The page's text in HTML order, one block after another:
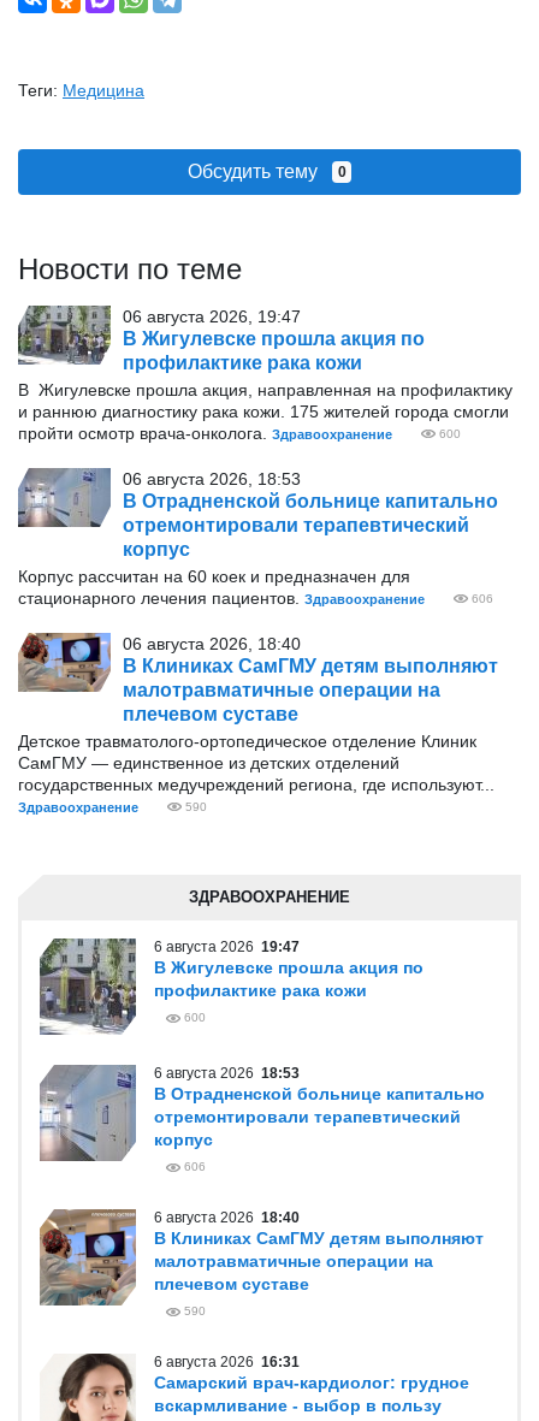
Теги: Медицина
Обсудить тему 0
Новости по теме
06 августа 2026, 19:47
В Жигулевске прошла акция по
профилактике рака кожи
В Жигулевске прошла акция, направленная на профилактику
и раннюю диагностику рака кожи. 175 жителей города смогли
пройти осмотр врача-онколога.
Здравоохранение 600
06 августа 2026, 18:53
В Отрадненской больнице капитально
отремонтировали терапевтический
корпус
Корпус рассчитан на 60 коек и предназначен для
стационарного лечения пациентов.
Здравоохранение 606
06 августа 2026, 18:40
В Клиниках СамГМУ детям выполняют
малотравматичные операции на
плечевом суставе
Детское травматолого-ортопедическое отделение Клиник
СамГМУ — единственное из детских отделений
государственных медучреждений региона, где используют...
Здравоохранение 590
ЗДРАВООХРАНЕНИЕ
6 августа 2026 19:47
В Жигулевске прошла акция по
профилактике рака кожи
600
6 августа 2026 18:53
В Отрадненской больнице капитально
отремонтировали терапевтический
корпус
606
6 августа 2026 18:40
В Клиниках СамГМУ детям выполняют
малотравматичные операции на
плечевом суставе
590
6 августа 2026 16:31
Самарский врач-кардиолог: грудное
вскармливание - выбор в пользу